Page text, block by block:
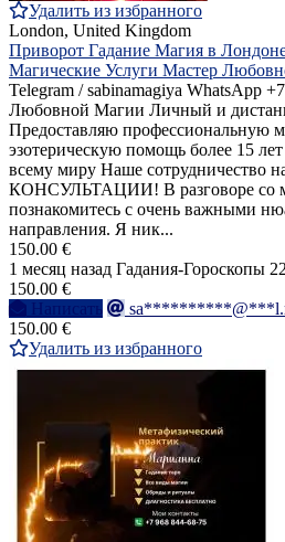
Удалить из избранного
London, United Kingdom
Приворот Гадание Магия в
Магические Услуги Мастер
Telegram / sabinamagiya WhatsApp
Любовной Магии Личный и
Предоставляю профессиональную
эзотерическую помощь более 15
всему миру Наше сотрудничество
КОНСУЛЬТАЦИИ! В разговоре со
познакомитесь с очень важными
направления. Я ник...
150.00 €
1 месяц назад Гадания-Гороскопы
150.00 €
Написать
150.00 €
Удалить из избранного